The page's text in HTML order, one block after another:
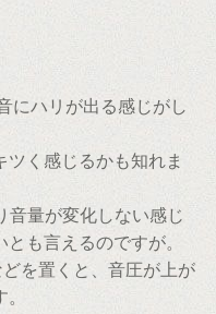
にハリが出る感じがし
く感じるかも知れま
音量が変化しない感じ
も言えるのですが。
を置くと、音圧が上が